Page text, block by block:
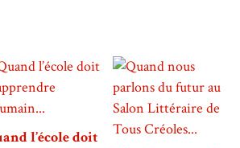
l’école doit